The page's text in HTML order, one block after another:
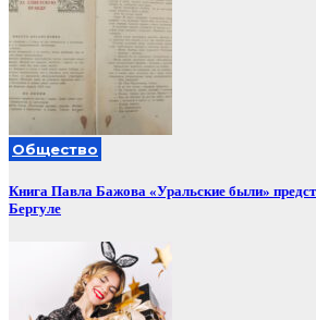
Общество
Книга Павла Бажова «Уральские были»
Бергуле